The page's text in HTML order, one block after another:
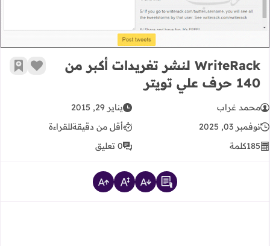
WriteRack لنشر تغريدات أكبر من
140 حرف علي تويتر
زر أضف
محمد غراب
يناير 29, 2015
نوفمبر 03, 2025
أقل من دقيقةللقراءة
185كلمة 0 تعليق